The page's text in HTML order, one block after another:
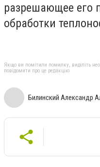
разрешающее его
обработки
Якщо ви помітили помилку, виділіть
повідомити про це редакцію
Билинский Александр